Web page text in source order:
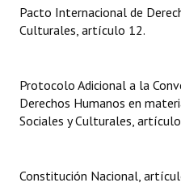
Digesto
DOCUMENTOS
Proyectos Presentados
Pacto Internacional de
Culturales, artículo 12.
Protocolo Adicional a la
Derechos Humanos en
Sociales y Culturales,
Constitución Nacional,